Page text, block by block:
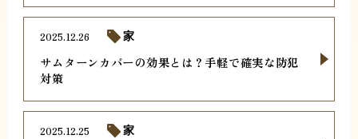
サムターンカバーの効果とは？手軽で確実な防犯
対策
2025.12.26 家
2025.12.25 家